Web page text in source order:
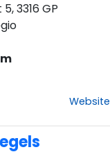
3316 GP
Website